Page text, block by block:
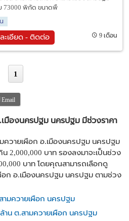
73000 พิกัด ขนาดพื
ะเอียด - ติดต่อ 9 เดือน
1
Email
มืองนครปฐม นครปฐม มีช่วงราคา
มควายเผือก อ.เมืองนครปฐม นครปฐม
2,000,000 บาท รองลงมาจะเป็นช่วง
บาท โดยคุณสามารถเลือกดู
อก อ.เมืองนครปฐม นครปฐม ตามช่วง
ามควายเผือก นครปฐม
ล้าน ต.สามควายเผือก นครปฐม